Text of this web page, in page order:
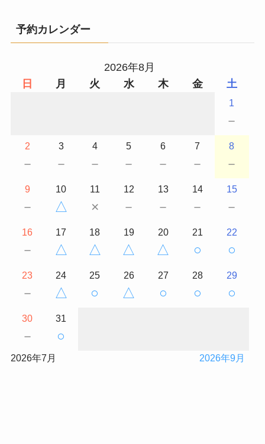
予約カレンダー
2026年8月
日
月 火 水 木 金 土
1
－
2
－
3
－
4
－
5
－
6
－
7
－
8
－
9
－
10
△
11
×
12
－
13
－
14
－
15
－
16
－
17
△
18
△
19
△
20
△
21
○
22
○
23
－
24
△
25
○
26
△
27
○
28
○
29
○
30
－
31
○
2026年7月 2026年9月